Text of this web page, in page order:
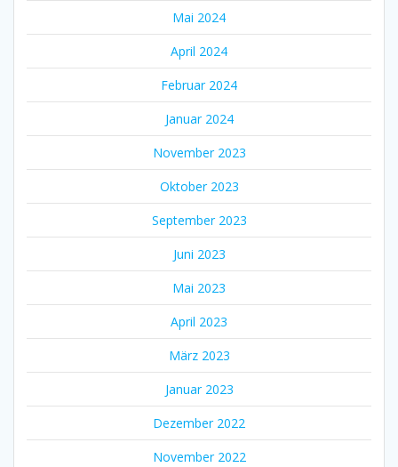
Mai 2024
April 2024
Februar 2024
Januar 2024
November 2023
Oktober 2023
September 2023
Juni 2023
Mai 2023
April 2023
März 2023
Januar 2023
Dezember 2022
November 2022